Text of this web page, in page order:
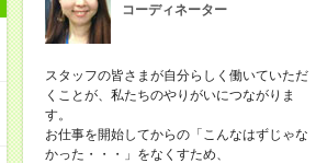
コーディネーター
スタッフの皆さまが自分らしく働いていただ
くことが、私たちのやりがいにつながりま
す。
お仕事を開始してからの「こんなはずじゃな
かった・・・」をなくすため、